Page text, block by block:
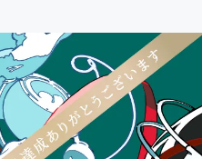
アート・写真
テクノロジー・ガジェット